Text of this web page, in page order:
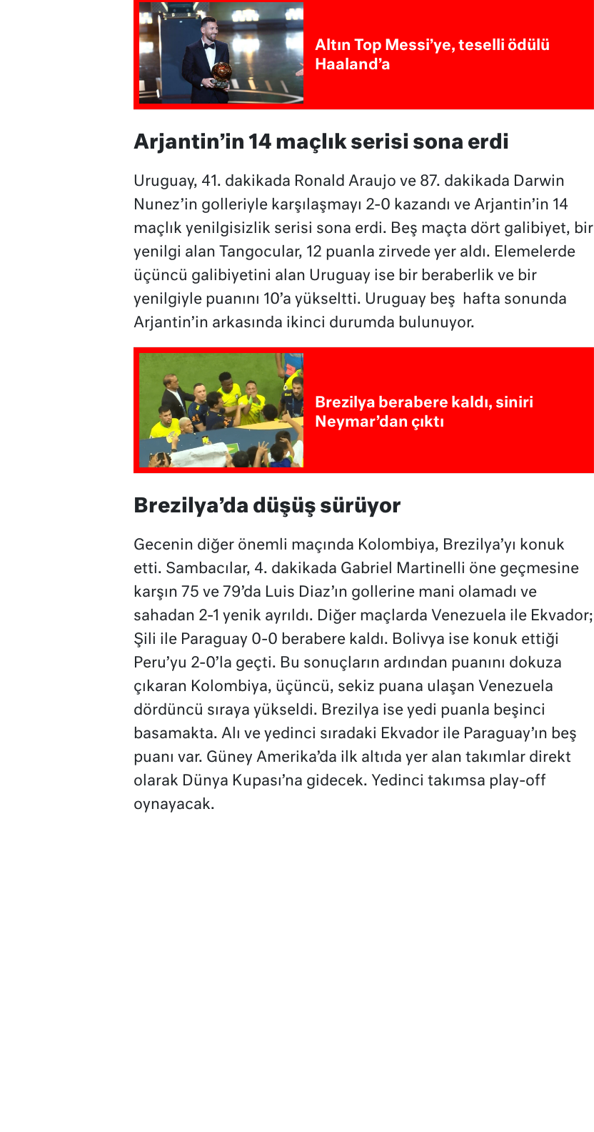
Altın Top Messi’ye, teselli ödülü
Haaland’a
Arjantin’in 14 maçlık serisi sona erdi
Uruguay, 41. dakikada Ronald Araujo ve 87. dakikada Darwin
Nunez’in golleriyle karşılaşmayı 2-0 kazandı ve Arjantin’in 14
maçlık yenilgisizlik serisi sona erdi. Beş maçta dört galibiyet, bir
yenilgi alan Tangocular, 12 puanla zirvede yer aldı. Elemelerde
üçüncü galibiyetini alan Uruguay ise bir beraberlik ve bir
yenilgiyle puanını 10’a yükseltti. Uruguay beş hafta sonunda
Arjantin’in arkasında ikinci durumda bulunuyor.
Brezilya berabere kaldı, siniri
Neymar’dan çıktı
Brezilya’da düşüş sürüyor
Gecenin diğer önemli maçında Kolombiya, Brezilya’yı konuk
etti. Sambacılar, 4. dakikada Gabriel Martinelli öne geçmesine
karşın 75 ve 79’da Luis Diaz’ın gollerine mani olamadı ve
sahadan 2-1 yenik ayrıldı. Diğer maçlarda Venezuela ile Ekvador;
Şili ile Paraguay 0-0 berabere kaldı. Bolivya ise konuk ettiği
Peru’yu 2-0’la geçti. Bu sonuçların ardından puanını dokuza
çıkaran Kolombiya, üçüncü, sekiz puana ulaşan Venezuela
dördüncü sıraya yükseldi. Brezilya ise yedi puanla beşinci
basamakta. Alı ve yedinci sıradaki Ekvador ile Paraguay’ın beş
puanı var. Güney Amerika’da ilk altıda yer alan takımlar direkt
olarak Dünya Kupası’na gidecek. Yedinci takımsa play-off
oynayacak.